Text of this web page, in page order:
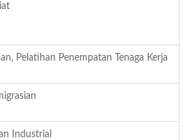
Pelatihan Penempatan Tenaga Kerja
Industrial